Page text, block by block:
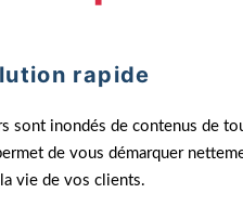
rapide
sont inondés de contenus de
de vous démarquer
vie de vos clients.